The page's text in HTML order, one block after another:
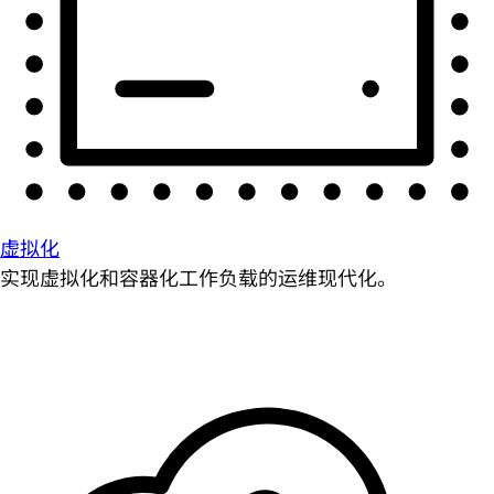
虚拟化
实现虚拟化和容器化工作负载的运维现代化。